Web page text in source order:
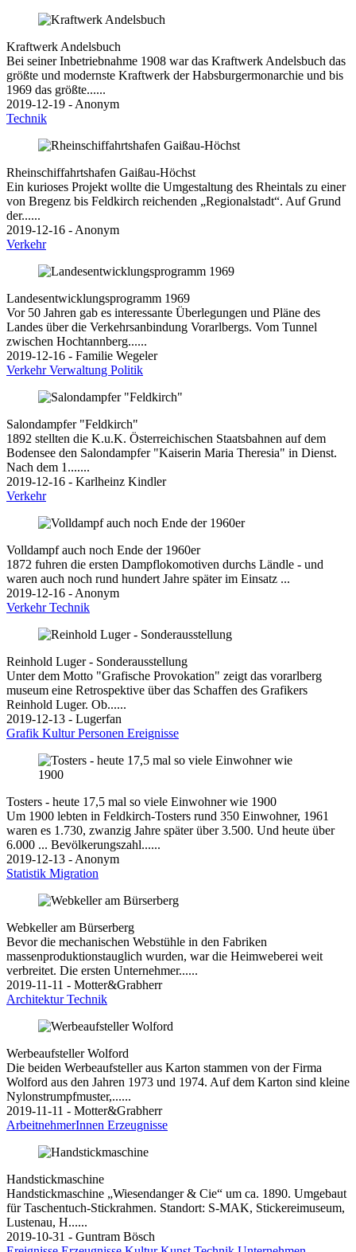
Kraftwerk Andelsbuch
Bei seiner Inbetriebnahme 1908 war das Kraftwerk Andelsbuch das
größte und modernste Kraftwerk der Habsburgermonarchie und bis
1969 das größte......
2019-12-19 - Anonym
Technik
Rheinschiffahrtshafen Gaißau-Höchst
Ein kurioses Projekt wollte die Umgestaltung des Rheintals zu einer
von Bregenz bis Feldkirch reichenden „Regionalstadt“. Auf Grund
der......
2019-12-16 - Anonym
Verkehr
Landesentwicklungsprogramm 1969
Vor 50 Jahren gab es interessante Überlegungen und Pläne des
Landes über die Verkehrsanbindung Vorarlbergs. Vom Tunnel
zwischen Hochtannberg......
2019-12-16 - Familie Wegeler
VerkehrVerwaltung Politik
Salondampfer "Feldkirch"
1892 stellten die K.u.K. Österreichischen Staatsbahnen auf dem
Bodensee den Salondampfer "Kaiserin Maria Theresia" in Dienst.
Nach dem 1.......
2019-12-16 - Karlheinz Kindler
Verkehr
Volldampf auch noch Ende der 1960er
1872 fuhren die ersten Dampflokomotiven durchs Ländle - und
waren auch noch rund hundert Jahre später im Einsatz ...
2019-12-16 - Anonym
VerkehrTechnik
Reinhold Luger - Sonderausstellung
Unter dem Motto "Grafische Provokation" zeigt das vorarlberg
museum eine Retrospektive über das Schaffen des Grafikers
Reinhold Luger. Ob......
2019-12-13 - Lugerfan
Grafik KulturPersonen Ereignisse
Tosters - heute 17,5 mal so viele Einwohner wie 1900
Um 1900 lebten in Feldkirch-Tosters rund 350 Einwohner, 1961
waren es 1.730, zwanzig Jahre später über 3.500. Und heute über
6.000 ... Bevölkerungszahl......
2019-12-13 - Anonym
Statistik Migration
Webkeller am Bürserberg
Bevor die mechanischen Webstühle in den Fabriken
massenproduktionstauglich wurden, war die Heimweberei weit
verbreitet. Die ersten Unternehmer......
2019-11-11 - Motter&Grabherr
ArchitekturTechnik
Werbeaufsteller Wolford
Die beiden Werbeaufsteller aus Karton stammen von der Firma
Wolford aus den Jahren 1973 und 1974. Auf dem Karton sind kleine
Nylonstrumpfmuster,......
2019-11-11 - Motter&Grabherr
ArbeitnehmerInnen Erzeugnisse
Handstickmaschine
Handstickmaschine „Wiesendanger & Cie“ um ca. 1890. Umgebaut
für Taschentuch-Stickrahmen. Standort: S-MAK, Stickereimuseum,
Lustenau, H......
2019-10-31 - Guntram Bösch